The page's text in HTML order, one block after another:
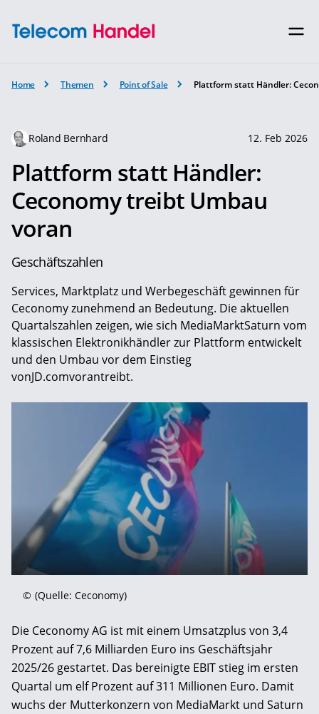
Home Themen Point of Sale Plattform statt Händler:
Roland Bernhard 12. Feb 2026
Plattform statt Händler:
Ceconomy treibt Umbau
voran
Geschäftszahlen
Services, Marktplatz und Werbegeschäft gewinnen für
Ceconomy zunehmend an Bedeutung. Die aktuellen
Quartalszahlen zeigen, wie sich MediaMarktSaturn vom
klassischen Elektronikhändler zur Plattform entwickelt
und den Umbau vor dem Einstieg
vonJD.comvorantreibt.
© (Quelle: Ceconomy)
Die Ceconomy AG ist mit einem Umsatzplus von 3,4
Prozent auf 7,6 Milliarden Euro ins Geschäftsjahr
2025/26 gestartet. Das bereinigte EBIT stieg im ersten
Quartal um elf Prozent auf 311 Millionen Euro. Damit
wuchs der Mutterkonzern von MediaMarkt und Saturn